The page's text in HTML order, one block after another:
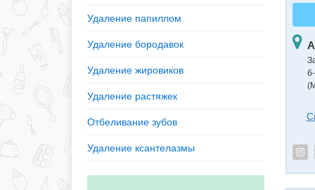
Удаление папиллом
Удаление бородавок
Удаление жировиков
Удаление растяжек
Отбеливание зубов
Удаление ксантелазмы